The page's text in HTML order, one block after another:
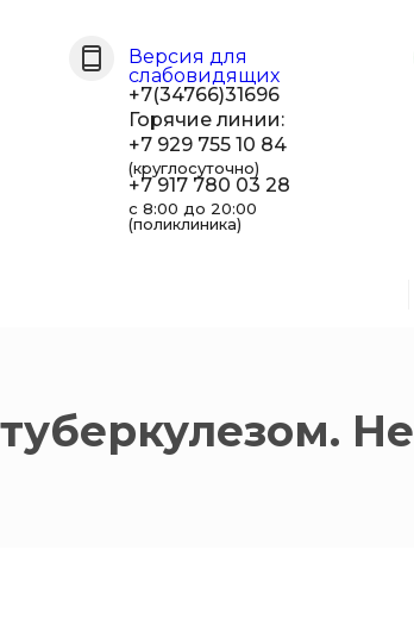
Версия для
слабовидящих
+7(34766)31696
Горячие линии:
+7 929 755 10 84
(круглосуточно)
+7 917 780 03 28
с 8:00 до 20:00
(поликлиника)
Не